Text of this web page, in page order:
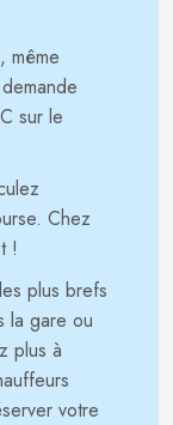
, même
sur le
Chez
!
plus brefs
la gare ou
plus à
votre